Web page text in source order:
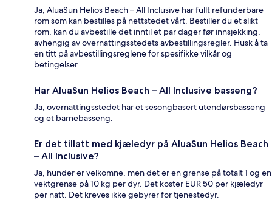
Ja, AluaSun Helios Beach – All Inclusive har fullt refunderbare
rom som kan bestilles på nettstedet vårt. Bestiller du et slikt
rom, kan du avbestille det inntil et par dager før innsjekking,
avhengig av overnattingsstedets avbestillingsregler. Husk å ta
en titt på avbestillingsreglene for spesifikke vilkår og
betingelser.
Har AluaSun Helios Beach – All Inclusive basseng?
Ja, overnattingsstedet har et sesongbasert utendørsbasseng
og et barnebasseng.
Er det tillatt med kjæledyr på AluaSun Helios Beach
– All Inclusive?
Ja, hunder er velkomne, men det er en grense på totalt 1 og en
vektgrense på 10 kg per dyr. Det koster EUR 50 per kjæledyr
per natt. Det kreves ikke gebyrer for tjenestedyr.